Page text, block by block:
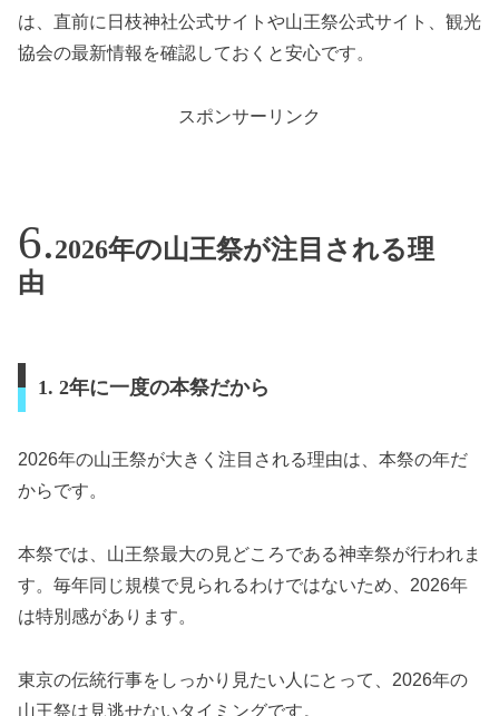
は、直前に日枝神社公式サイトや山王祭公式サイト、観光
協会の最新情報を確認しておくと安心です。
スポンサーリンク
2026年の山王祭が注目される理
由
1. 2年に一度の本祭だから
2026年の山王祭が大きく注目される理由は、本祭の年だ
からです。
本祭では、山王祭最大の見どころである神幸祭が行われま
す。毎年同じ規模で見られるわけではないため、2026年
は特別感があります。
東京の伝統行事をしっかり見たい人にとって、2026年の
山王祭は見逃せないタイミングです。